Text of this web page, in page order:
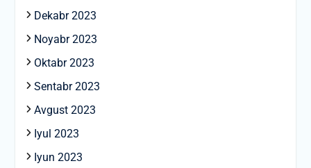
Dekabr 2023
Noyabr 2023
Oktabr 2023
Sentabr 2023
Avgust 2023
Iyul 2023
Iyun 2023